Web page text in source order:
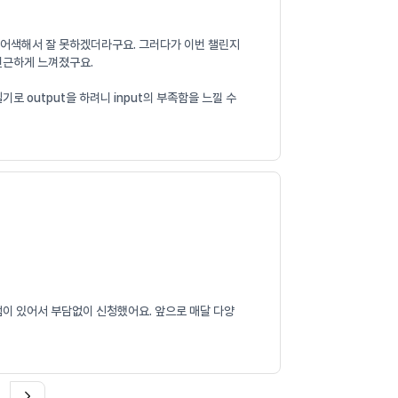
색해서 잘 못하겠더라구요. 그러다가 이번 챌린지
하게 느껴졌구요.
기로 output을 하려니 input의 부족함을 느낄 수
있어서 부담없이 신청했어요. 앞으로 매달 다양